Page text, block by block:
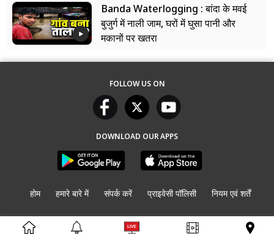
Banda Waterlogging : बांदा के मवई
बुजुर्ग में नाली जाम, घरों में घुसा पानी और
मकानों पर खतरा
FOLLOW US ON
DOWNLOAD OUR APPS
होम हमारे बारे में संपर्क करें प्राइवेसी पॉलिसी नियम एवं शर्तें